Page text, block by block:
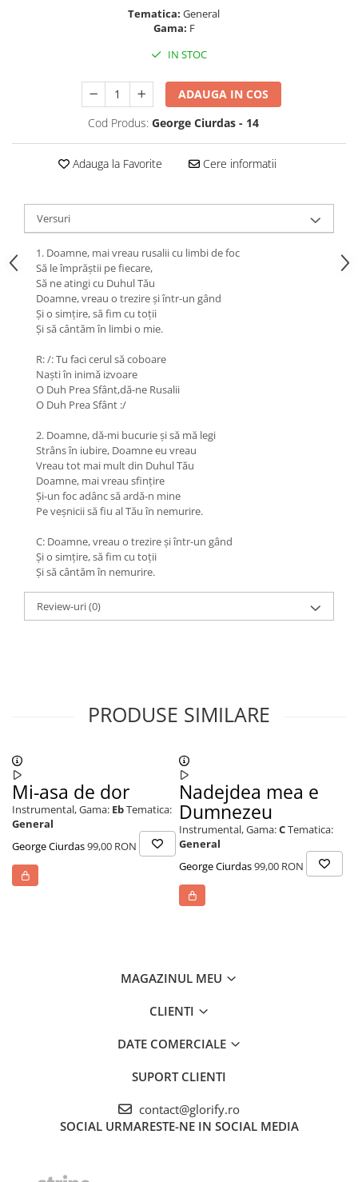
Tematica: General
Gama: F
IN STOC
ADAUGA IN COS
Cod Produs: George Ciurdas - 14
Adauga la Favorite Cere informatii
Versuri
1. Doamne, mai vreau rusalii cu limbi de foc
Să le împrăştii pe fiecare,
Să ne atingi cu Duhul Tău
Doamne, vreau o trezire şi într-un gând
Şi o simţire, să fim cu toţii
Şi să cântăm în limbi o mie.
R: /: Tu faci cerul să coboare
Naşti în inimă izvoare
O Duh Prea Sfânt,dă-ne Rusalii
O Duh Prea Sfânt :/
2. Doamne, dă-mi bucurie şi să mă legi
Strâns în iubire, Doamne eu vreau
Vreau tot mai mult din Duhul Tău
Doamne, mai vreau sfinţire
Şi-un foc adânc să ardă-n mine
Pe veşnicii să fiu al Tău în nemurire.
C: Doamne, vreau o trezire şi într-un gând
Şi o simţire, să fim cu toţii
Şi să cântăm în nemurire.
Review-uri(0)
PRODUSE SIMILARE
Mi-asa de dor
Instrumental,Gama: EbTematica:
General
George Ciurdas99,00 RON
Nadejdea mea e
Dumnezeu
Instrumental,Gama:CTematica:
General
George Ciurdas99,00 RON
MAGAZINUL MEU
CLIENTI
DATE COMERCIALE
SUPORT CLIENTI
contact@glorify.ro
SOCIAL URMARESTE-NE IN SOCIAL MEDIA